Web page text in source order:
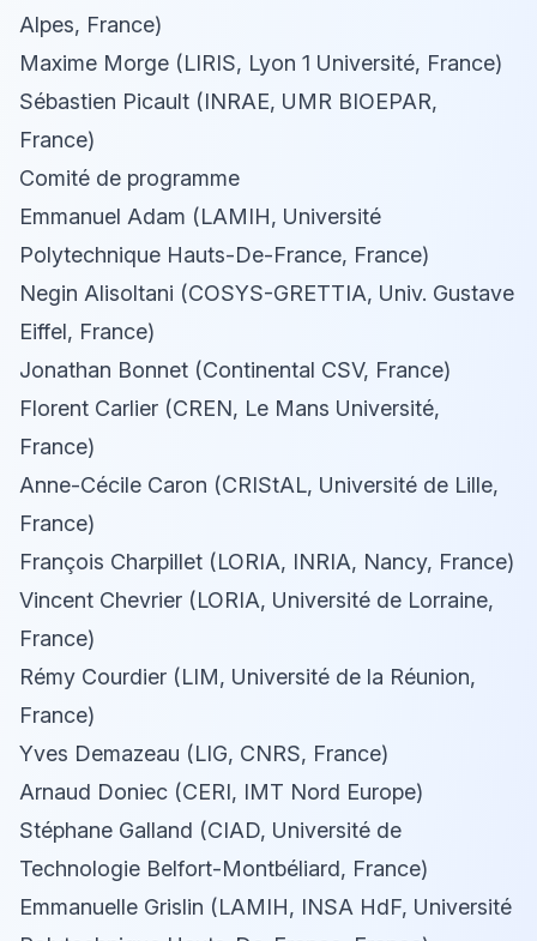
Alpes, France)
Maxime Morge (LIRIS, Lyon 1 Université, France)
Sébastien Picault (INRAE, UMR BIOEPAR,
France)
Comité de programme
Emmanuel Adam (LAMIH, Université
Polytechnique Hauts-De-France, France)
Negin Alisoltani (COSYS-GRETTIA, Univ. Gustave
Eiffel, France)
Jonathan Bonnet (Continental CSV, France)
Florent Carlier (CREN, Le Mans Université,
France)
Anne-Cécile Caron (CRIStAL, Université de Lille,
France)
François Charpillet (LORIA, INRIA, Nancy, France)
Vincent Chevrier (LORIA, Université de Lorraine,
France)
Rémy Courdier (LIM, Université de la Réunion,
France)
Yves Demazeau (LIG, CNRS, France)
Arnaud Doniec (CERI, IMT Nord Europe)
Stéphane Galland (CIAD, Université de
Technologie Belfort-Montbéliard, France)
Emmanuelle Grislin (LAMIH, INSA HdF, Université